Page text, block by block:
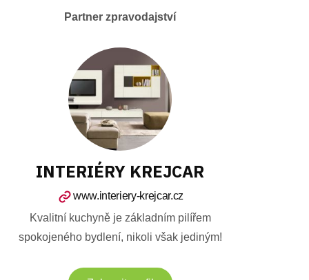
Partner zpravodajství
INTERIÉRY KREJCAR
www.interiery-krejcar.cz
Kvalitní kuchyně je základním pilířem
spokojeného bydlení, nikoli však jediným!